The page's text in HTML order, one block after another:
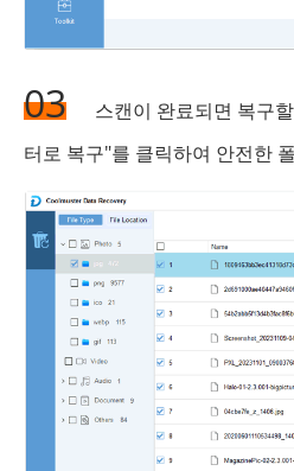
03
스캔이 완료되면 복구
터로 복구"를 클릭하여 안전한